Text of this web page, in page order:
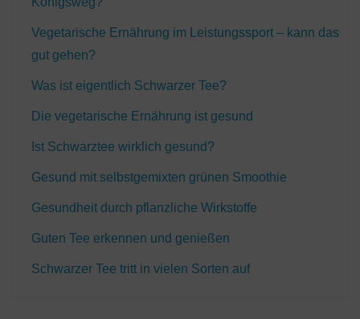
Vegetarische Ernährung im Leistungssport – kann das
gut gehen?
Was ist eigentlich Schwarzer Tee?
Die vegetarische Ernährung ist gesund
Ist Schwarztee wirklich gesund?
Gesund mit selbstgemixten grünen Smoothie
Gesundheit durch pflanzliche Wirkstoffe
Guten Tee erkennen und genießen
Schwarzer Tee tritt in vielen Sorten auf